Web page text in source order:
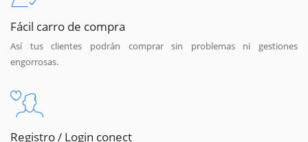
Fácil carro de compra
Así tus clientes podrán comprar sin problemas ni gestiones
engorrosas.
Registro / Login conect